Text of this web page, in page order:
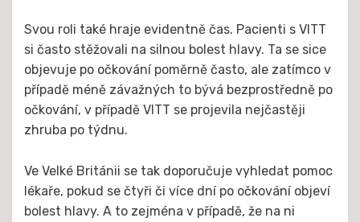
Svou roli také hraje evidentně čas. Pacienti s VITT
si často stěžovali na silnou bolest hlavy. Ta se sice
objevuje po očkování poměrně často, ale zatímco v
případě méně závažných to bývá bezprostředně po
očkování, v případě VITT se projevila nejčastěji
zhruba po týdnu.
Ve Velké Británii se tak doporučuje vyhledat pomoc
lékaře, pokud se čtyři či více dní po očkování objeví
bolest hlavy. A to zejména v případě, že na ni